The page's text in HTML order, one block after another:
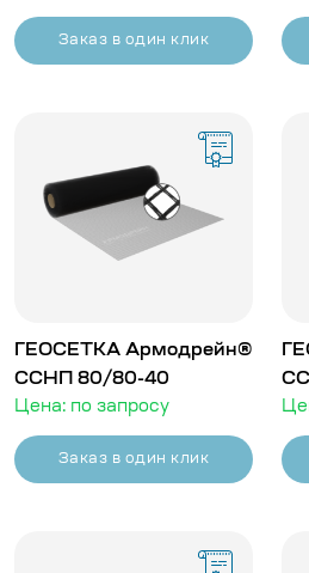
Заказ в один клик
ГЕОСЕТКА Армодрейн®
ССНП 80/80-40
Цена: по запросу
Заказ в один клик